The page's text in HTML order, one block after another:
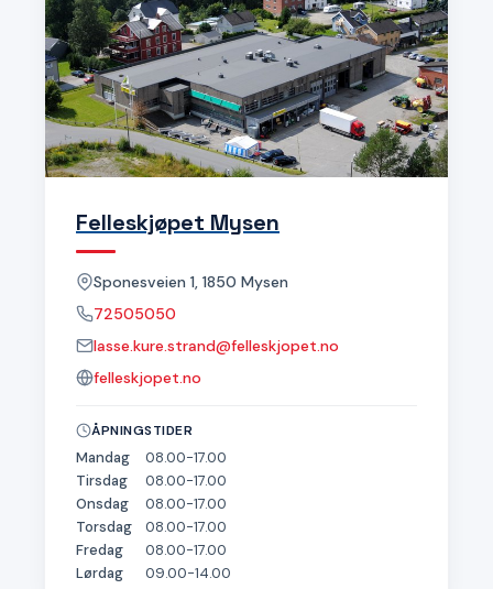
Felleskjøpet Mysen
Sponesveien 1, 1850 Mysen
72505050
lasse.kure.strand@felleskjopet.no
felleskjopet.no
ÅPNINGSTIDER
Mandag
08.00-17.00
Tirsdag
08.00-17.00
Onsdag
08.00-17.00
Torsdag
08.00-17.00
Fredag
08.00-17.00
Lørdag
09.00-14.00